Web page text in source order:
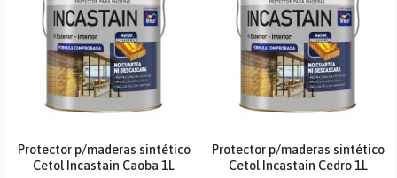
Protector p/maderas sintético
Cetol Incastain Caoba 1L
Protector p/maderas sintético
Cetol Incastain Cedro 1L